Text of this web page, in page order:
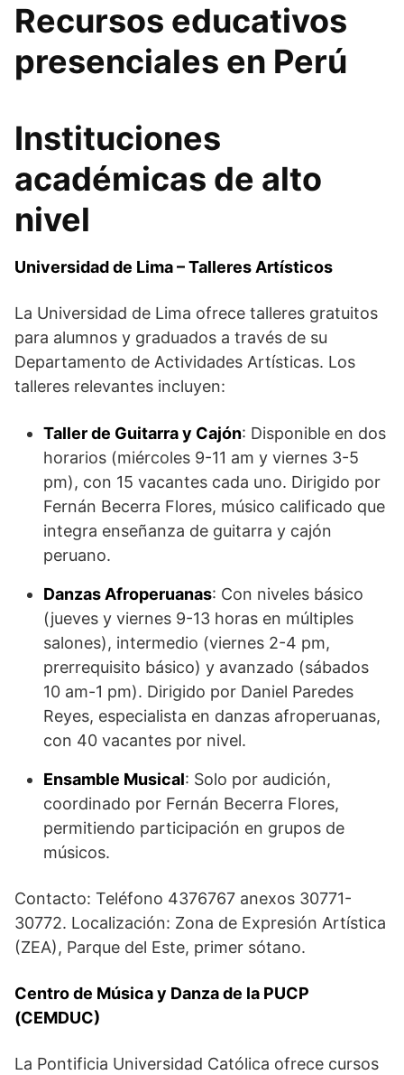
Recursos educativos
presenciales en Perú
Instituciones
académicas de alto
nivel
Universidad de Lima – Talleres Artísticos
La Universidad de Lima ofrece talleres gratuitos
para alumnos y graduados a través de su
Departamento de Actividades Artísticas. Los
talleres relevantes incluyen:
Taller de Guitarra y Cajón: Disponible en dos
horarios (miércoles 9-11 am y viernes 3-5
pm), con 15 vacantes cada uno. Dirigido por
Fernán Becerra Flores, músico calificado que
integra enseñanza de guitarra y cajón
peruano.
Danzas Afroperuanas: Con niveles básico
(jueves y viernes 9-13 horas en múltiples
salones), intermedio (viernes 2-4 pm,
prerrequisito básico) y avanzado (sábados
10 am-1 pm). Dirigido por Daniel Paredes
Reyes, especialista en danzas afroperuanas,
con 40 vacantes por nivel.
Ensamble Musical: Solo por audición,
coordinado por Fernán Becerra Flores,
permitiendo participación en grupos de
músicos.
Contacto: Teléfono 4376767 anexos 30771-
30772. Localización: Zona de Expresión Artística
(ZEA), Parque del Este, primer sótano.
Centro de Música y Danza de la PUCP
(CEMDUC)
La Pontificia Universidad Católica ofrece cursos